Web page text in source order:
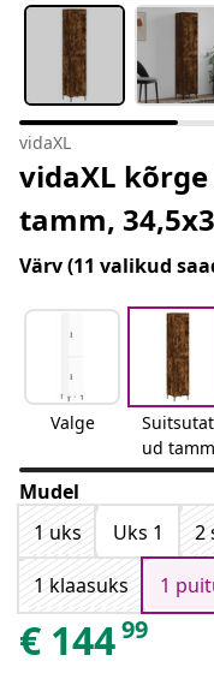
vidaXL
vidaXL
tamm,
Värv(11 valikud
Valge
Suitsutat
ud tamm
Mudel
1 uks
Uks 1 2
1 klaasuks
1
€ 14499